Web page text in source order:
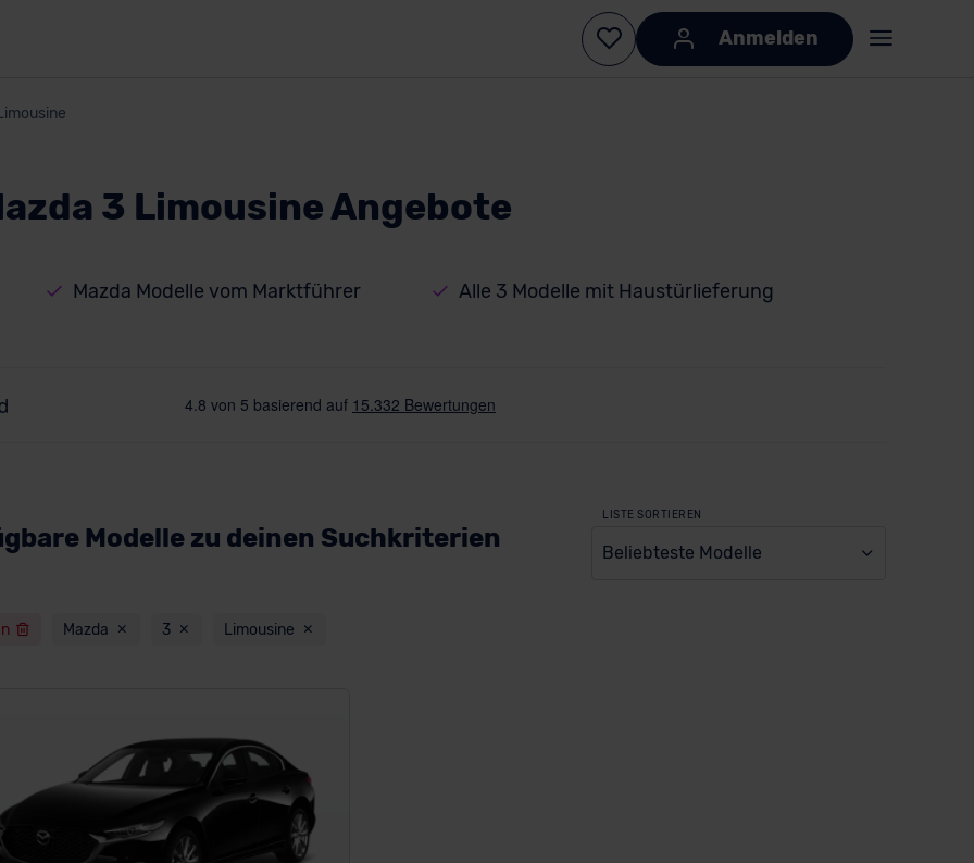
Anmelden
Limousine
3 Limousine Angebote
Mazda Modelle vom Marktführer Alle 3 Modelle mit Haustürlieferung
Modelle zu deinen Suchkriterien
LISTE SORTIEREN
Beliebteste Modelle
Mazda 3 Limousine